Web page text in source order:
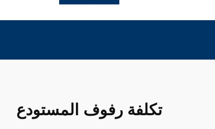
تكلفة رفوف المستودع